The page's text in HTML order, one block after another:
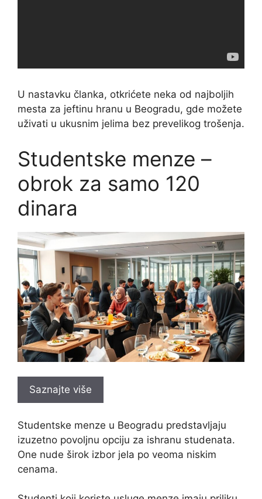
U nastavku članka, otkrićete neka od najboljih
mesta za jeftinu hranu u Beogradu, gde možete
uživati u ukusnim jelima bez prevelikog trošenja.
Studentske menze –
obrok za samo 120
dinara
Saznajte više
Studentske menze u Beogradu predstavljaju
izuzetno povoljnu opciju za ishranu studenata.
One nude širok izbor jela po veoma niskim
cenama.